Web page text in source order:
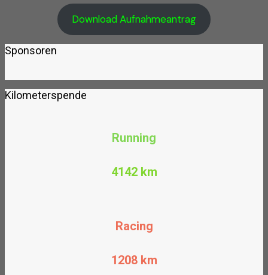
Download Aufnahmeantrag
Sponsoren
Kilometerspende
Running
4142 km
Racing
1208 km